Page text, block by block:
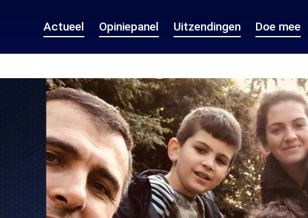
Actueel Opiniepanel Uitzendingen Doe mee